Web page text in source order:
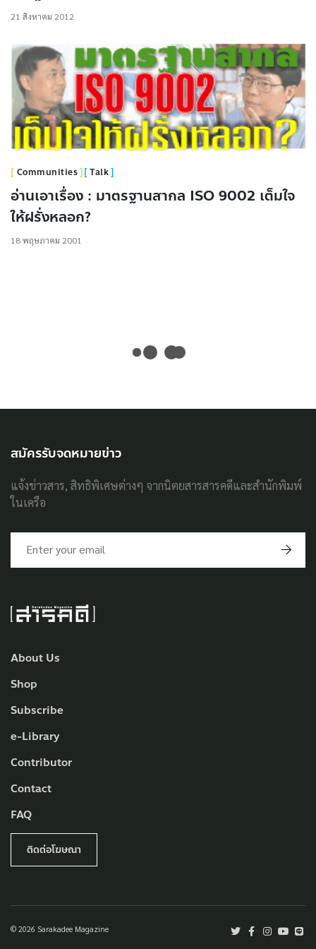
21 สิงหาคม 2012
Communities Talk
อ่านเอาเรื่อง : มาตรฐานสากล ISO 9002 เต็มใจ
ให้ฝรั่งหลอก?
18 พฤษภาคม 2001
About Us
Shop
Subscribe
e-Library
Contributor
Contact
FAQ
ติดต่อโฆษณา
© 2026 Sarakadee Magazine
สมัครรับจดหมายข่าว
แจ้งข่าวสาร, สิทธิพิเศษต่างๆ จากนิตยสารสารคดีและสำนักพิมพ์
ในเครือ